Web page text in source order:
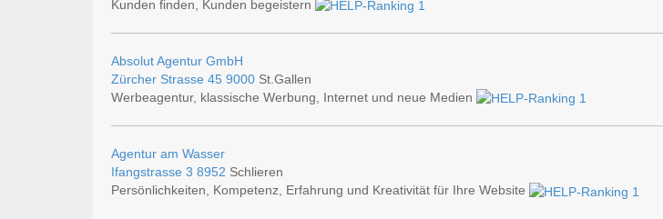
Kunden finden, Kunden begeistern
Absolut Agentur GmbH
Zürcher Strasse 45 9000 St.Gallen
Werbeagentur, klassische Werbung, Internet und neue Medien
Agentur am Wasser
Ifangstrasse 3 8952 Schlieren
Persönlichkeiten, Kompetenz, Erfahrung und Kreativität für Ihre Website